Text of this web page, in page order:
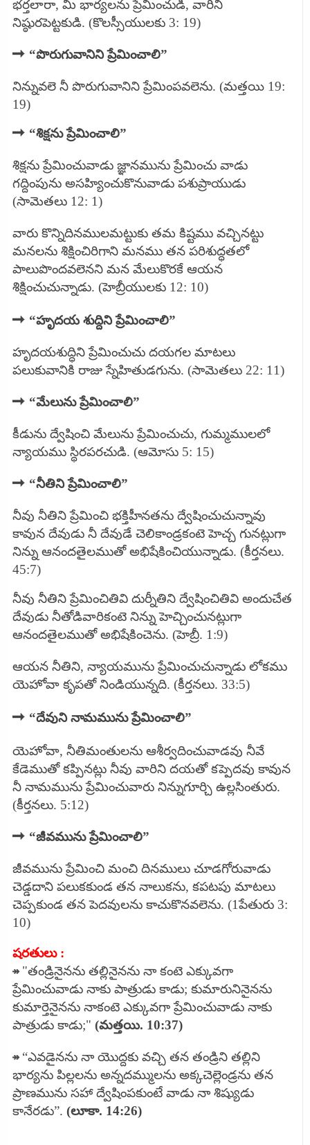
భర్తలారా, మీ భార్యలను ప్రేమించుడి, వారిని
నిష్ఠురపెట్టకుడి. (కొలస్సీయులకు 3: 19)
➡ “పొరుగువానిని ప్రేమించాలి”
నిన్నువలె నీ పొరుగువానిని ప్రేమింపవలెను. (మత్తయి 19:
19)
➡ “శిక్షనుప్రేమించాలి”
శిక్షను ప్రేమించువాడు జ్ఞానమును ప్రేమించు వాడు
గద్దింపును అసహ్యించుకొనువాడు పశుప్రాయుడు
(సామెతలు 12: 1)
వారు కొన్నిదినములమట్టుకు తమ కిష్టము వచ్చినట్టు
మనలను శిక్షించిరిగాని మనము తన పరిశుద్ధతలో
పాలుపొందవలెనని మన మేలుకొరకే ఆయన
శిక్షించుచున్నాడు. (హెబ్రీయులకు 12: 10)
➡ “హృదయ శుద్దిని ప్రేమించాలి”
హృదయశుద్ధిని ప్రేమించుచు దయగల మాటలు
పలుకువానికి రాజు స్నేహితుడగును. (సామెతలు 22: 11)
➡ “మేలును ప్రేమించాలి”
​కీడును ద్వేషించి మేలును ప్రేమించుచు, గుమ్మములలో
న్యాయము స్థిరపరచుడి. (ఆమోసు 5: 15)
➡ “నీతిని ప్రేమించాలి”
నీవు నీతిని ప్రేమించి భక్తిహీనతను ద్వేషించుచున్నావు
కావున దేవుడు నీ దేవుడే చెలికాండ్రకంటె హెచ్చ గునట్లుగా
నిన్ను ఆనందతైలముతో అభిషేకించియున్నాడు. (కీర్తనలు.
45:7)
నీవు నీతిని ప్రేమించితివి దుర్నీతిని ద్వేషించితివి అందుచేత
దేవుడు నీతోడివారికంటె నిన్ను హెచ్చించునట్లుగా
ఆనందతైలముతో అభిషేకించెను. (హెబ్రీ. 1:9)
ఆయన నీతిని, న్యాయమును ప్రేమించుచున్నాడు లోకము
యెహోవా కృపతో నిండియున్నది. (కీర్తనలు. 33:5)
➡ “దేవుని నామమును ప్రేమించాలి”
యెహోవా, నీతిమంతులను ఆశీర్వదించువాడవు నీవే
కేడెముతో కప్పినట్లు నీవు వారిని దయతో కప్పెదవు కావున
నీ నామమును ప్రేమించువారు నిన్నుగూర్చి ఉల్లసింతురు.
(కీర్తనలు. 5:12)
➡ “జీవమును ప్రేమించాలి”
జీవమును ప్రేమించి మంచి దినములు చూడగోరువాడు
చెడ్డదాని పలుకకుండ తన నాలుకను, కపటపు మాటలు
చెప్పకుండ తన పెదవులను కాచుకొనవలెను. (1పేతురు 3:
10)
షరతులు :
↠ "తండ్రినైనను తల్లినైనను నా కంటె ఎక్కువగా
ప్రేమించువాడు నాకు పాత్రుడు కాడు; కుమారునినైనను
కుమార్తెనైనను నాకంటె ఎక్కువగా ప్రేమించువాడు నాకు
పాత్రుడు కాడు;" (మత్తయి. 10:37)
↠ “ఎవడైనను నా యొద్దకు వచ్చి తన తండ్రిని తల్లిని
భార్యను పిల్లలను అన్నదమ్ములను అక్కచెల్లెండ్రను తన
ప్రాణమును సహా ద్వేషింపకుంటే వాడు నా శిష్యుడు
కానేరడు”. (లూకా. 14:26)